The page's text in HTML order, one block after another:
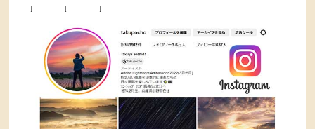
↓ ↓ ↓